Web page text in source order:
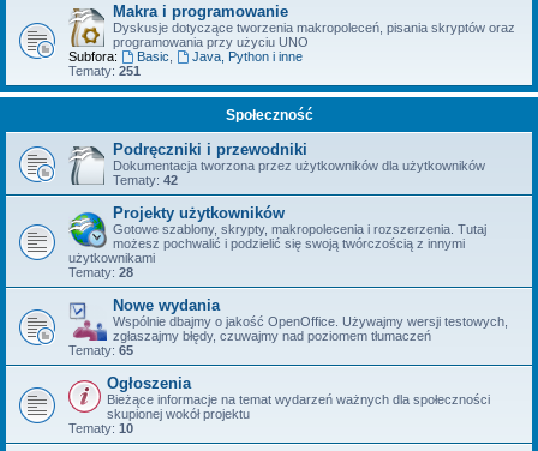
Makra i programowanie
Dyskusje dotyczące tworzenia makropoleceń, pisania skryptów oraz
programowania przy użyciu UNO
Subfora:
Basic
Java, Python i inne
Tematy: 251
Społeczność
Podręczniki i przewodniki
Dokumentacja tworzona przez użytkowników dla użytkowników
Tematy: 42
Projekty użytkowników
Gotowe szablony, skrypty, makropolecenia i rozszerzenia. Tutaj
możesz pochwalić i podzielić się swoją twórczością z innymi
użytkownikami
Tematy: 28
Nowe wydania
Wspólnie dbajmy o jakość OpenOffice. Używajmy wersji testowych,
zgłaszajmy błędy, czuwajmy nad poziomem tłumaczeń
Tematy: 65
Ogłoszenia
Bieżące informacje na temat wydarzeń ważnych dla społeczności
skupionej wokół projektu
Tematy: 10